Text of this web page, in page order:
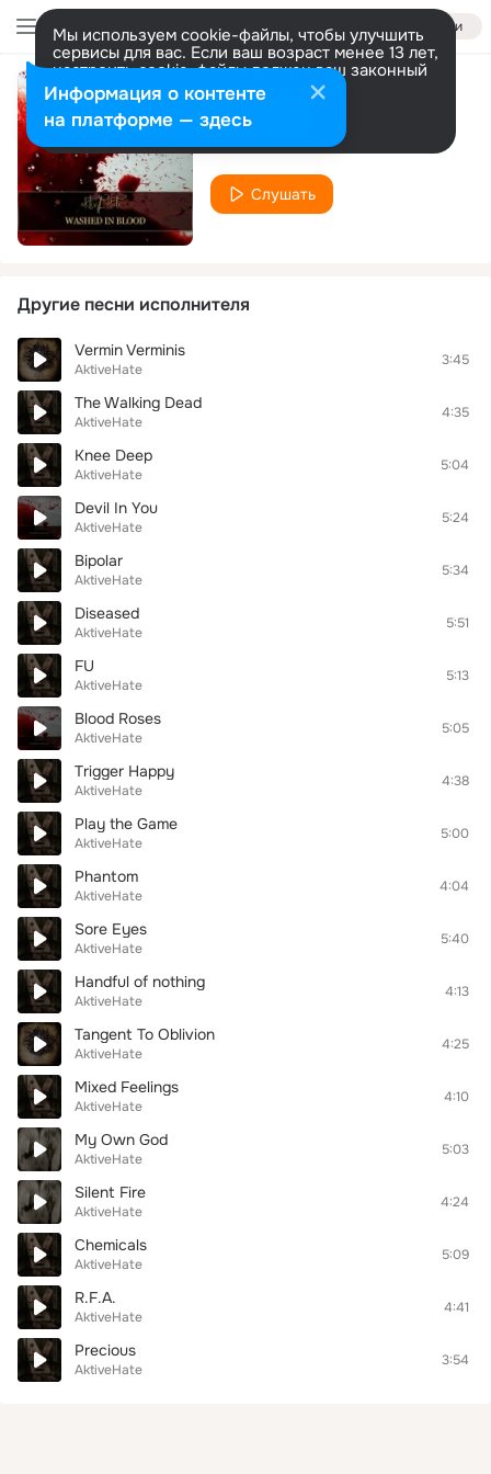
Войти
Мы используем cookie-файлы, чтобы улучшить
сервисы для вас. Если ваш возраст менее 13 лет,
настроить cookie-файлы должен ваш законный
представитель. Больше информации
Разрешить все Настроить
Marching To Hell
AktiveHate
Слушать
Другие песни исполнителя
Vermin Verminis
AktiveHate
3:45
The Walking Dead
AktiveHate
4:35
Knee Deep
AktiveHate
5:04
Devil In You
AktiveHate
5:24
Bipolar
AktiveHate
5:34
Diseased
AktiveHate
5:51
FU
AktiveHate
5:13
Blood Roses
AktiveHate
5:05
Trigger Happy
AktiveHate
4:38
Play the Game
AktiveHate
5:00
Phantom
AktiveHate
4:04
Sore Eyes
AktiveHate
5:40
Handful of nothing
AktiveHate
4:13
Tangent To Oblivion
AktiveHate
4:25
Mixed Feelings
AktiveHate
4:10
My Own God
AktiveHate
5:03
Silent Fire
AktiveHate
4:24
Chemicals
AktiveHate
5:09
R.F.A.
AktiveHate
4:41
Precious
AktiveHate
3:54
Информация о контенте
на платформе — здесь